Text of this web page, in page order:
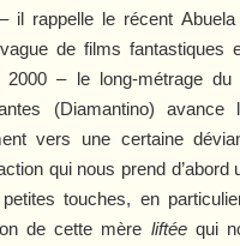
il rappelle le récent
de films fantastiques
2000 – le long-métrage du
(Diamantino) avance
vers une certaine
qui nous prend d’abord
touches, en
de cette mère liftéequi